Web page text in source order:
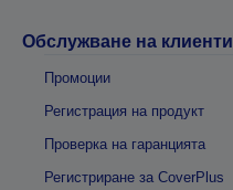
Обслужване на клиенти
Промоции
Регистрация на продукт
Проверка на гаранцията
Регистриране за CoverPlus